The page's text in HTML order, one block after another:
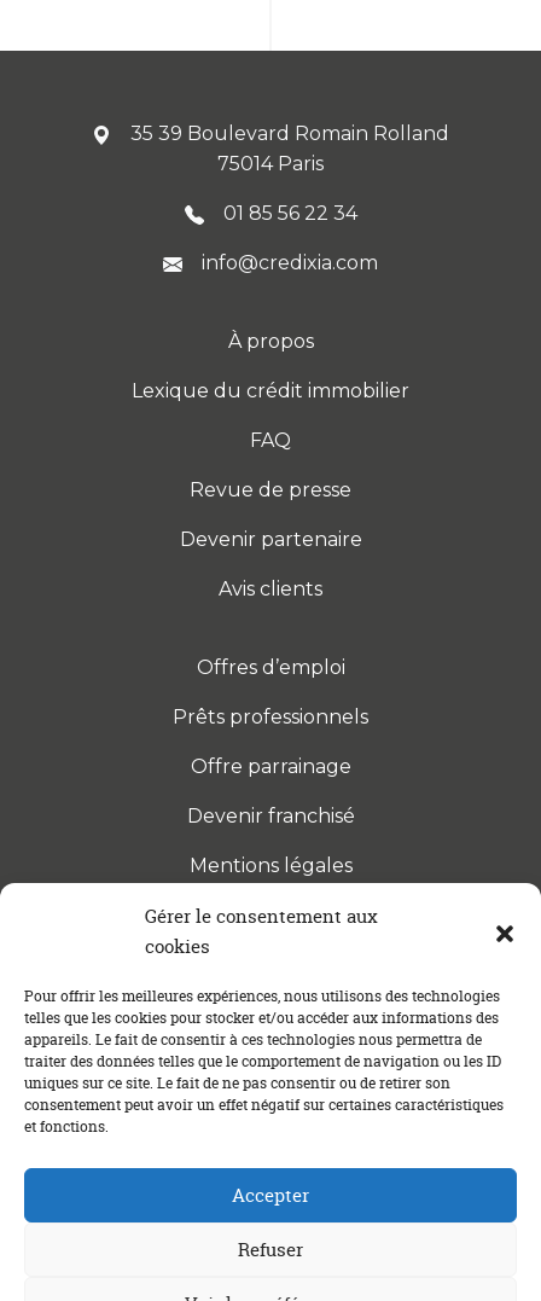
Gérer le consentement aux
cookies
Pour offrir les meilleures expériences, nous utilisons des technologies
telles que les cookies pour stocker et/ou accéder aux informations des
appareils. Le fait de consentir à ces technologies nous permettra de
traiter des données telles que le comportement de navigation ou les ID
uniques sur ce site. Le fait de ne pas consentir ou de retirer son
consentement peut avoir un effet négatif sur certaines caractéristiques
et fonctions.
Accepter
Refuser
35 39 Boulevard Romain Rolland
75014 Paris
01 85 56 22 34
info@credixia.com
À propos
Lexique du crédit immobilier
FAQ
Revue de presse
Devenir partenaire
Avis clients
Offres d’emploi
Prêts professionnels
Offre parrainage
Devenir franchisé
Mentions légales
S’INSCRIRE À LA NEWSLETTER
Abonnez-vous à notre newsletter pour être tenu au
courant des dernières actualités concernant le
crédit immobilier !
Un crédit vous engage et doit être remboursé. Vérifiez vos